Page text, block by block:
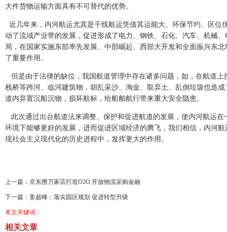
大件货物运输方面具有不可替代的优势。
近几年来，内河航运尤其是干线航运凭借其运能大、环保节约、区位
动了流域产业带的发展，促进形成了电力、钢铁、石化、汽车、机械
局，在国家实施东部率先发展、中部崛起、西部大开发和全面振兴东
了重要作用。
但是由于法律的缺位，我国航道管理中存在诸多问题，如，在航道上
栈桥等跨河、临河建筑物，胡乱采沙、淘金、取弃土、乱倒垃圾也造
道内弃置沉船沉物，损坏航标，给船舶航行带来重大安全隐患。
此次通过出台航道法来调整、保护和促进航道的发展，使内河航运在
环境下能够更好的发展，进而促进区域经济的腾飞，我们相信，内河
现社会主义现代化的历史进程中，发挥更大的作用。
上一篇： 京东携万家店打造O2O 开放物流采购金融
下一篇： 姜超峰：落实园区规划 促进转型升级
本文关键词：
相关文章